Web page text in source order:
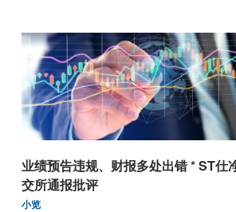
业绩预告违规、财报多处出错 * ST仕
交所通报批评
小览